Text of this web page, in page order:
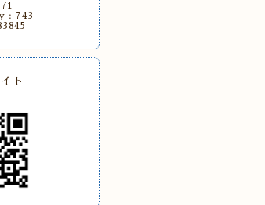
: 743
ト